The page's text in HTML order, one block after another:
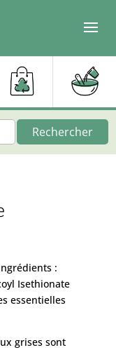
Rechercher
:
Isethionate
essentielles
grises sont